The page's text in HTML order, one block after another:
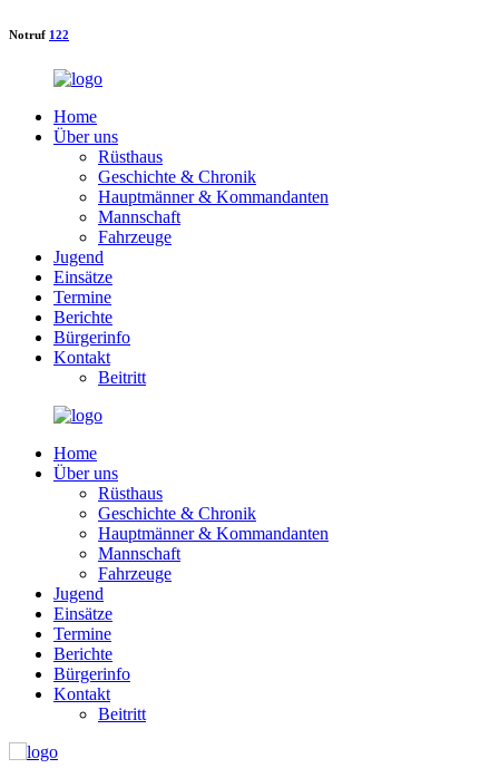
Notruf 122
Home
Über uns
Rüsthaus
Geschichte & Chronik
Hauptmänner & Kommandanten
Mannschaft
Fahrzeuge
Jugend
Einsätze
Termine
Berichte
Bürgerinfo
Kontakt
Beitritt
Home
Über uns
Rüsthaus
Geschichte & Chronik
Hauptmänner & Kommandanten
Mannschaft
Fahrzeuge
Jugend
Einsätze
Termine
Berichte
Bürgerinfo
Kontakt
Beitritt